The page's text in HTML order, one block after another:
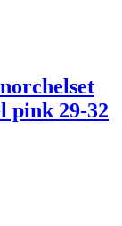
pink 29-32